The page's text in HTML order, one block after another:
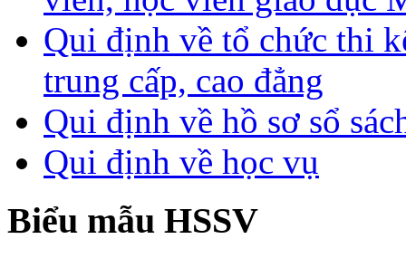
Qui định về tổ chức thi
trung cấp, cao đẳng
Qui định về hồ sơ sổ
Qui định về học vụ
Biểu mẫu HSSV